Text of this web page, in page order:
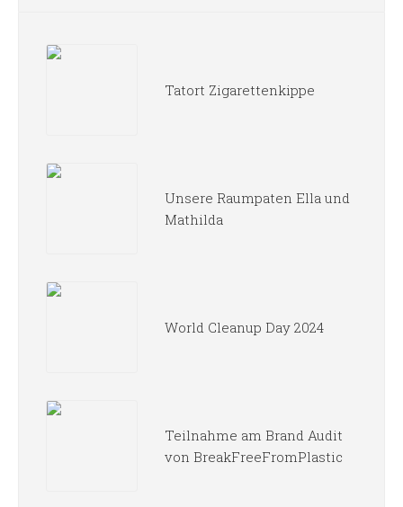
Tatort Zigarettenkippe
Unsere Raumpaten Ella und
Mathilda
World Cleanup Day 2024
Teilnahme am Brand Audit
von BreakFreeFromPlastic